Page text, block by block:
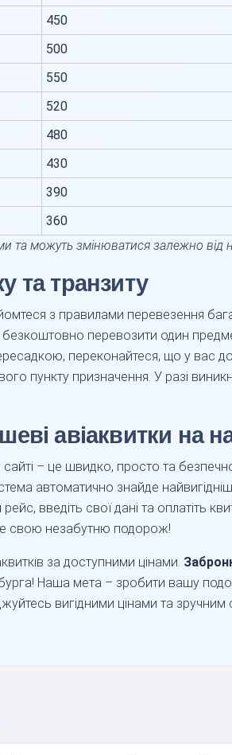
450
500
550
520
480
430
390
360
та можуть змінюватися залежно від
та транзиту
з правилами перевезення
безкоштовно перевозити один
переконайтеся, що у вас
пункту призначення. У разі
авіаквитки на
– це швидко, просто та
автоматично знайде
введіть свої дані та оплатіть
свою незабутню подорож!
за доступними цінами.
Наша мета – зробити вашу
вигідними цінами та зручним